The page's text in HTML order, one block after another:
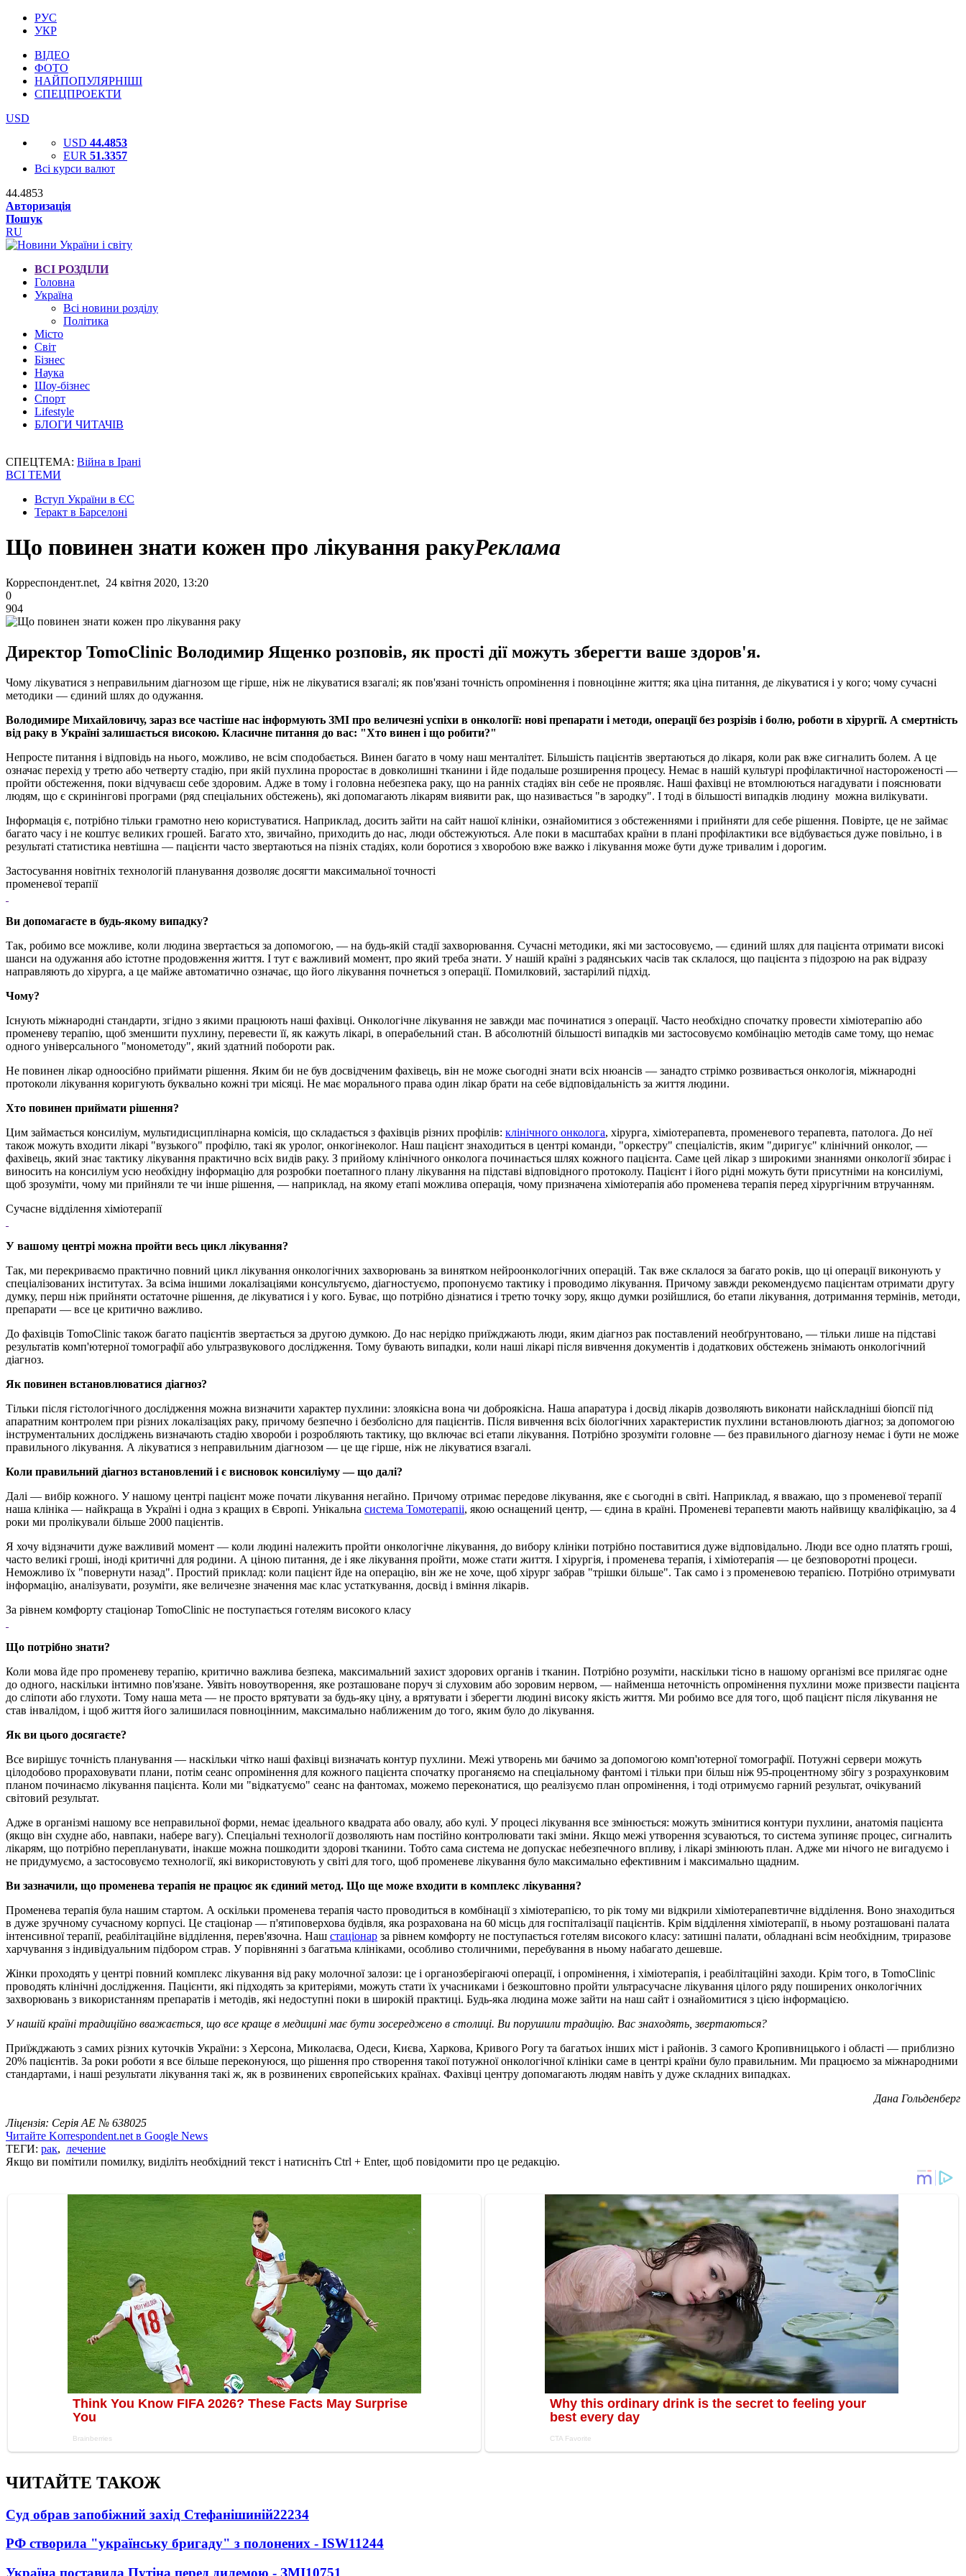
РУС
УКР
ВІДЕО
ФОТО
НАЙПОПУЛЯРНІШІ
СПЕЦПРОЕКТИ
USD
USD 44.4853
EUR 51.3357
Всі курси валют
44.4853
Авторизація
Пошук
RU
ВСІ РОЗДІЛИ
Головна
Україна
Всі новини розділу
Політика
Місто
Світ
Бізнес
Наука
Шоу-бізнес
Спорт
Lifestyle
БЛОГИ ЧИТАЧІВ
СПЕЦТЕМА: Війна в Ірані
ВСІ ТЕМИ
Вступ України в ЄС
Теракт в Барселоні
Що повинен знати кожен про лікування ракуРеклама
Корреспондент.net, 24 квітня 2020, 13:20
0
904
Директор TomoClinic Володимир Ященко розповів, як прості дії можуть зберегти ваше здоров'я.
Чому лікуватися з неправильним діагнозом ще гірше, ніж не лікуватися взагалі; як пов'язані точність опромінення і повноцінне життя; яка ціна питання, де лікуватися і у кого; чому сучасні
методики — єдиний шлях до одужання.
Володимире Михайловичу, зараз все частіше нас інформують ЗМІ про величезні успіхи в онкології: нові препарати і методи, операції без розрізів і болю, роботи в хірургії. А смертність
від раку в Україні залишається високою. Класичне питання до вас: "Хто винен і що робити?"
Непросте питання і відповідь на нього, можливо, не всім сподобається. Винен багато в чому наш менталітет. Більшість пацієнтів звертаються до лікаря, коли рак вже сигналить болем. А це
означає перехід у третю або четверту стадію, при якій пухлина проростає в довколишні тканини і йде подальше розширення процесу. Немає в нашій культурі профілактичної настороженості —
пройти обстеження, поки відчуваєш себе здоровим. Адже в тому і головна небезпека раку, що на ранніх стадіях він себе не проявляє. Наші фахівці не втомлюються нагадувати і пояснювати
людям, що є скринінгові програми (ряд спеціальних обстежень), які допомагають лікарям виявити рак, що називається "в зародку". І тоді в більшості випадків людину можна вилікувати.
Інформація є, потрібно тільки грамотно нею користуватися. Наприклад, досить зайти на сайт нашої клініки, ознайомитися з обстеженнями і прийняти для себе рішення. Повірте, це не займає
багато часу і не коштує великих грошей. Багато хто, звичайно, приходить до нас, люди обстежуються. Але поки в масштабах країни в плані профілактики все відбувається дуже повільно, і в
результаті статистика невтішна — пацієнти часто звертаються на пізніх стадіях, коли боротися з хворобою вже важко і лікування може бути дуже тривалим і дорогим.
Застосування новітніх технологій планування дозволяє досягти максимальної точності
променевої терапії
Ви допомагаєте в будь-якому випадку?
Так, робимо все можливе, коли людина звертається за допомогою, — на будь-якій стадії захворювання. Сучасні методики, які ми застосовуємо, — єдиний шлях для пацієнта отримати високі
шанси на одужання або істотне продовження життя. І тут є важливий момент, про який треба знати. У нашій країні з радянських часів так склалося, що пацієнта з підозрою на рак відразу
направляють до хірурга, а це майже автоматично означає, що його лікування почнеться з операції. Помилковий, застарілий підхід.
Чому?
Існують міжнародні стандарти, згідно з якими працюють наші фахівці. Онкологічне лікування не завжди має починатися з операції. Часто необхідно спочатку провести хіміотерапію або
променеву терапію, щоб зменшити пухлину, перевести її, як кажуть лікарі, в операбельний стан. В абсолютній більшості випадків ми застосовуємо комбінацію методів саме тому, що немає
одного універсального "монометоду", який здатний побороти рак.
Не повинен лікар одноосібно приймати рішення. Яким би не був досвідченим фахівець, він не може сьогодні знати всіх нюансів — занадто стрімко розвивається онкологія, міжнародні
протоколи лікування коригують буквально кожні три місяці. Не має морального права один лікар брати на себе відповідальність за життя людини.
Хто повинен приймати рішення?
Цим займається консиліум, мультидисциплінарна комісія, що складається з фахівців різних профілів: клінічного онколога, хірурга, хіміотерапевта, променевого терапевта, патолога. До неї
також можуть входити лікарі "вузького" профілю, такі як уролог, онкогінеколог. Наш пацієнт знаходиться в центрі команди, "оркестру" спеціалістів, яким "диригує" клінічний онколог, —
фахівець, який знає тактику лікування практично всіх видів раку. З прийому клінічного онколога починається шлях кожного пацієнта. Саме цей лікар з широкими знаннями онкології збирає і
виносить на консиліум усю необхідну інформацію для розробки поетапного плану лікування на підставі відповідного протоколу. Пацієнт і його рідні можуть бути присутніми на консиліумі,
щоб зрозуміти, чому ми прийняли те чи інше рішення, — наприклад, на якому етапі можлива операція, чому призначена хіміотерапія або променева терапія перед хірургічним втручанням.
Сучасне відділення хіміотерапії
У вашому центрі можна пройти весь цикл лікування?
Так, ми перекриваємо практично повний цикл лікування онкологічних захворювань за винятком нейроонкологічних операцій. Так вже склалося за багато років, що ці операції виконують у
спеціалізованих інститутах. За всіма іншими локалізаціями консультуємо, діагностуємо, пропонуємо тактику і проводимо лікування. Причому завжди рекомендуємо пацієнтам отримати другу
думку, перш ніж прийняти остаточне рішення, де лікуватися і у кого. Буває, що потрібно дізнатися і третю точку зору, якщо думки розійшлися, бо етапи лікування, дотримання термінів, методи,
препарати — все це критично важливо.
До фахівців TomoClinic також багато пацієнтів звертається за другою думкою. До нас нерідко приїжджають люди, яким діагноз рак поставлений необґрунтовано, — тільки лише на підставі
результатів комп'ютерної томографії або ультразвукового дослідження. Тому бувають випадки, коли наші лікарі після вивчення документів і додаткових обстежень знімають онкологічний
діагноз.
Як повинен встановлюватися діагноз?
Тільки після гістологічного дослідження можна визначити характер пухлини: злоякісна вона чи доброякісна. Наша апаратура і досвід лікарів дозволяють виконати найскладніші біопсії під
апаратним контролем при різних локалізаціях раку, причому безпечно і безболісно для пацієнтів. Після вивчення всіх біологічних характеристик пухлини встановлюють діагноз; за допомогою
інструментальних досліджень визначають стадію хвороби і розробляють тактику, що включає всі етапи лікування. Потрібно зрозуміти головне — без правильного діагнозу немає і бути не може
правильного лікування. А лікуватися з неправильним діагнозом — це ще гірше, ніж не лікуватися взагалі.
Коли правильний діагноз встановлений і є висновок консиліуму — що далі?
Далі — вибір кожного. У нашому центрі пацієнт може почати лікування негайно. Причому отримає передове лікування, яке є сьогодні в світі. Наприклад, я вважаю, що з променевої терапії
наша клініка — найкраща в Україні і одна з кращих в Європі. Унікальна система Томотерапіі, якою оснащений центр, — єдина в країні. Променеві терапевти мають найвищу кваліфікацію, за 4
роки ми пролікували більше 2000 пацієнтів.
Я хочу відзначити дуже важливий момент — коли людині належить пройти онкологічне лікування, до вибору клініки потрібно поставитися дуже відповідально. Люди все одно платять гроші,
часто великі гроші, іноді критичні для родини. А ціною питання, де і яке лікування пройти, може стати життя. І хірургія, і променева терапія, і хіміотерапія — це безповоротні процеси.
Неможливо їх "повернути назад". Простий приклад: коли пацієнт йде на операцію, він же не хоче, щоб хірург забрав "трішки більше". Так само і з променевою терапією. Потрібно отримувати
інформацію, аналізувати, розуміти, яке величезне значення має клас устаткування, досвід і вміння лікарів.
За рівнем комфорту стаціонар TomoClinic не поступається готелям високого класу
Що потрібно знати?
Коли мова йде про променеву терапію, критично важлива безпека, максимальний захист здорових органів і тканин. Потрібно розуміти, наскільки тісно в нашому організмі все прилягає одне
до одного, наскільки інтимно пов'язане. Уявіть новоутворення, яке розташоване поруч зі слуховим або зоровим нервом, — найменша неточність опромінення пухлини може призвести пацієнта
до сліпоти або глухоти. Тому наша мета — не просто врятувати за будь-яку ціну, а врятувати і зберегти людині високу якість життя. Ми робимо все для того, щоб пацієнт після лікування не
став інвалідом, і щоб життя його залишилася повноцінним, максимально наближеним до того, яким було до лікування.
Як ви цього досягаєте?
Все вирішує точність планування — наскільки чітко наші фахівці визначать контур пухлини. Межі утворень ми бачимо за допомогою комп'ютерної томографії. Потужні сервери можуть
цілодобово прораховувати плани, потім сеанс опромінення для кожного пацієнта спочатку проганяємо на спеціальному фантомі і тільки при більш ніж 95-процентному збігу з розрахунковим
планом починаємо лікування пацієнта. Коли ми "відкатуємо" сеанс на фантомах, можемо переконатися, що реалізуємо план опромінення, і тоді отримуємо гарний результат, очікуваний
світовий результат.
Адже в організмі нашому все неправильної форми, немає ідеального квадрата або овалу, або кулі. У процесі лікування все змінюється: можуть змінитися контури пухлини, анатомія пацієнта
(якщо він схудне або, навпаки, набере вагу). Спеціальні технології дозволяють нам постійно контролювати такі зміни. Якщо межі утворення зсуваються, то система зупиняє процес, сигналить
лікарям, що потрібно перепланувати, інакше можна пошкодити здорові тканини. Тобто сама система не допускає небезпечного впливу, і лікарі змінюють план. Адже ми нічого не вигадуємо і
не придумуємо, а застосовуємо технології, які використовують у світі для того, щоб променеве лікування було максимально ефективним і максимально щадним.
Ви зазначили, що променева терапія не працює як єдиний метод. Що ще може входити в комплекс лікування?
Променева терапія була нашим стартом. А оскільки променева терапія часто проводиться в комбінації з хіміотерапією, то рік тому ми відкрили хіміотерапевтичне відділення. Воно знаходиться
в дуже зручному сучасному корпусі. Це стаціонар — п'ятиповерхова будівля, яка розрахована на 60 місць для госпіталізації пацієнтів. Крім відділення хіміотерапії, в ньому розташовані палата
інтенсивної терапії, реабілітаційне відділення, перев'язочна. Наш стаціонар за рівнем комфорту не поступається готелям високого класу: затишні палати, обладнані всім необхідним, триразове
харчування з індивідуальним підбором страв. У порівнянні з багатьма клініками, особливо столичними, перебування в ньому набагато дешевше.
Жінки проходять у центрі повний комплекс лікування від раку молочної залози: це і органозберігаючі операції, і опромінення, і хіміотерапія, і реабілітаційні заходи. Крім того, в TomoClinic
проводять клінічні дослідження. Пацієнти, які підходять за критеріями, можуть стати їх учасниками і безкоштовно пройти ультрасучасне лікування цілого ряду поширених онкологічних
захворювань з використанням препаратів і методів, які недоступні поки в широкій практиці. Будь-яка людина може зайти на наш сайт і ознайомитися з цією інформацією.
У нашій країні традиційно вважається, що все краще в медицині має бути зосереджено в столиці. Ви порушили традицію. Вас знаходять, звертаються?
Приїжджають з самих різних куточків України: з Херсона, Миколаєва, Одеси, Києва, Харкова, Кривого Рогу та багатьох інших міст і районів. З самого Кропивницького і області — приблизно
20% пацієнтів. За роки роботи я все більше переконуюся, що рішення про створення такої потужної онкологічної клініки саме в центрі країни було правильним. Ми працюємо за міжнародними
стандартами, і наші результати лікування такі ж, як в розвинених європейських країнах. Фахівці центру допомагають людям навіть у дуже складних випадках.
Дана Гольденберг
Ліцензія: Серія АЕ № 638025
Читайте Korrespondent.net в Google News
ТЕГИ: рак, лечение
Якщо ви помітили помилку, виділіть необхідний текст і натисніть Ctrl + Enter, щоб повідомити про це редакцію.
ЧИТАЙТЕ ТАКОЖ
Суд обрав запобіжний захід Стефанішиній22234
РФ створила "українську бригаду" з полонених - ISW11244
Україна поставила Путіна перед дилемою - ЗМІ10751